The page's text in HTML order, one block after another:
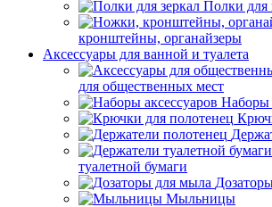
Полки для
кронштейны, органайзеры
Аксессуары для ванной и туалета
для общественных мест
Наборы
туалетной бумаги
Мыльницы